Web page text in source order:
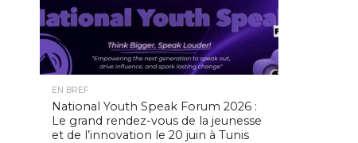
EN BREF
National Youth Speak Forum 2026 :
Le grand rendez-vous de la jeunesse
et de l’innovation le 20 juin à Tunis